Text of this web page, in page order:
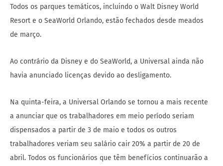
Todos os parques temáticos, incluindo o Walt Disney World
Resort e o SeaWorld Orlando, estão fechados desde meados
de março.
Ao contrário da Disney e do SeaWorld, a Universal ainda não
havia anunciado licenças devido ao desligamento.
Na quinta-feira, a Universal Orlando se tornou a mais recente
a anunciar que os trabalhadores em meio período seriam
dispensados ​​a partir de 3 de maio e todos os outros
trabalhadores veriam seu salário cair 20% a partir de 20 de
abril. Todos os funcionários que têm benefícios continuarão a